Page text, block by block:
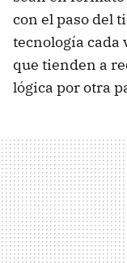
con el paso del
tecnología cada
que tienden a
lógica por otra